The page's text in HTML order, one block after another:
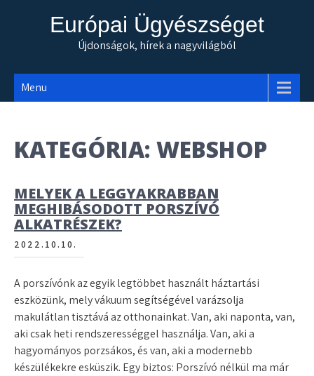
Európai Ügyészséget
Újdonságok, hírek a nagyvilágból
Menu
KATEGÓRIA: WEBSHOP
MELYEK A LEGGYAKRABBAN
MEGHIBÁSODOTT PORSZÍVÓ
ALKATRÉSZEK?
2022.10.10.
A porszívónk az egyik legtöbbet használt háztartási
eszközünk, mely vákuum segítségével varázsolja
makulátlan tisztává az otthonainkat. Van, aki naponta, van,
aki csak heti rendszerességgel használja. Van, aki a
hagyományos porzsákos, és van, aki a modernebb
készülékekre esküszik. Egy biztos: Porszívó nélkül ma már